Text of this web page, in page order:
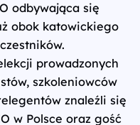
odbywająca się
obok katowickiego
prowadzonych
szkoleniowców
znaleźli się
w Polsce oraz gość